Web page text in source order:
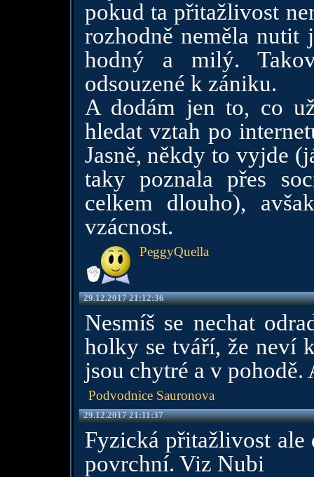
pokud ta přitažlivost
rozhodně neměla
hodný a milý.
odsouzené k zániku.
A dodám jen to, co
hledat vztah po
Jasně, někdy to vyjde
taky poznala přes
celkem dlouho),
vzácnost.
PeggyQuella
29.12.2017 21:12:36
Nesmíš se nechat
holky se tváří, že neví
jsou chytré a v
Podvodnice Sauronova
29.12.2017 21:11:37
Fyzická přitažlivost ale
povrchní. Viz Nubi